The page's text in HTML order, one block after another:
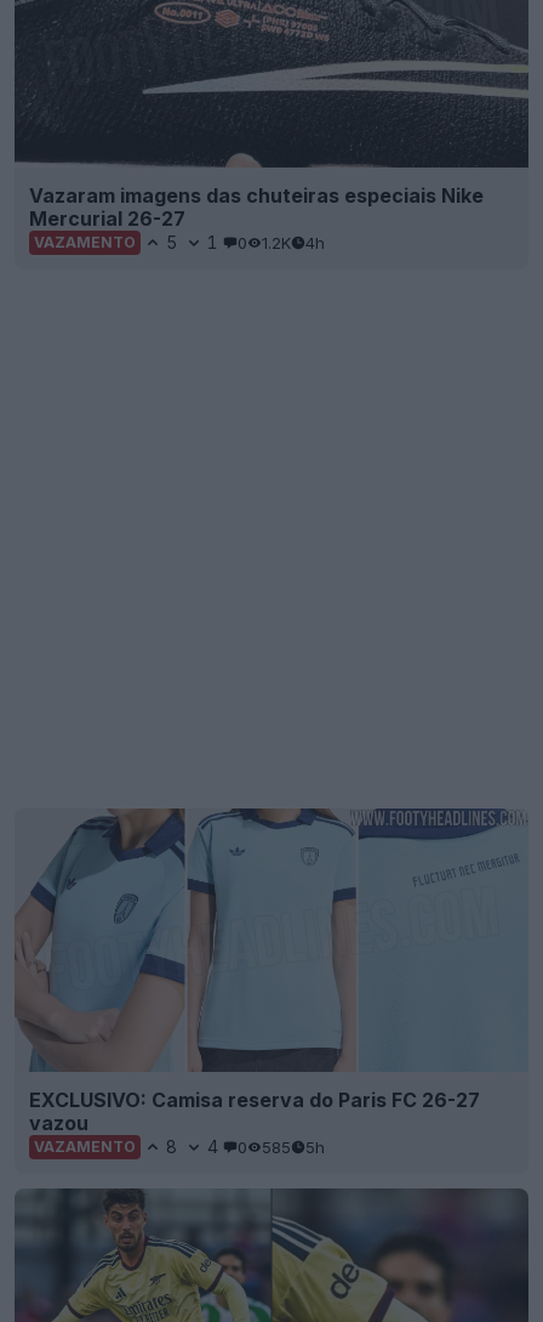
Vazaram imagens das chuteiras especiais Nike
Mercurial 26-27
VAZAMENTO 5 1 0 1.2K 4h
EXCLUSIVO: Camisa reserva do Paris FC 26-27
vazou
VAZAMENTO 8 4 0 585 5h